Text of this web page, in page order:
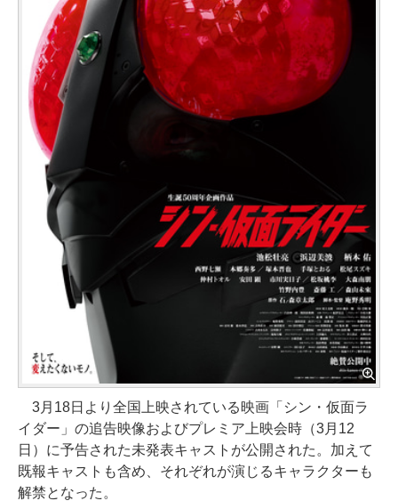
3月18日より全国上映されている映画「シン・仮面ラ
イダー」の追告映像およびプレミア上映会時（3月12
日）に予告された未発表キャストが公開された。加えて
既報キャストも含め、それぞれが演じるキャラクターも
解禁となった。